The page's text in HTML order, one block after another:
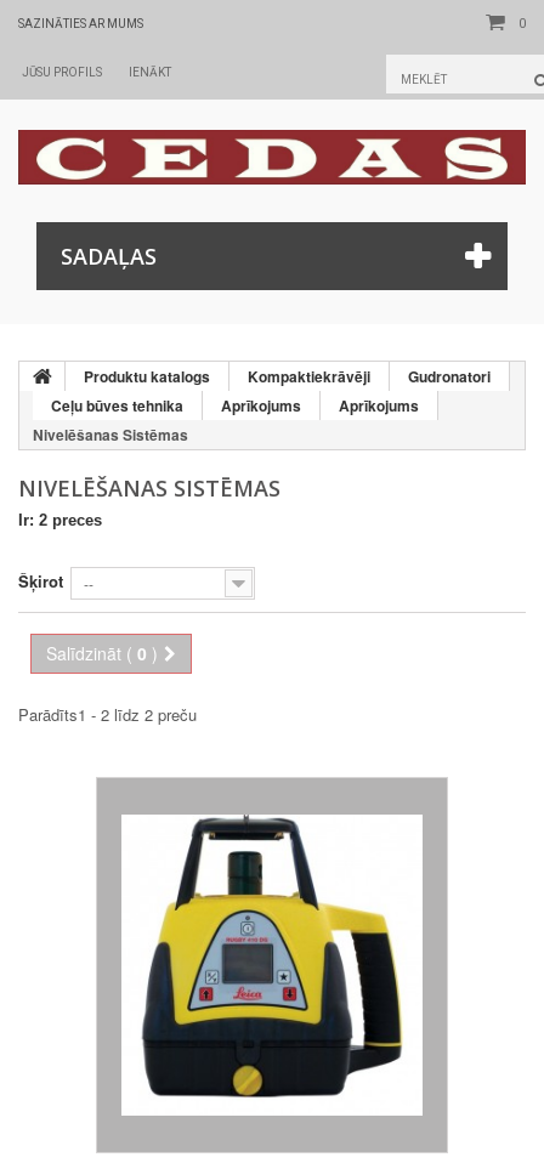
SAZINĀTIES AR MUMS 0
IENĀKT
JŪSU PROFILS
SADAĻAS
Produktu katalogs Kompaktiekrāvēji
Gudronatori
Ceļu būves tehnika
Aprīkojums
Aprīkojums
Nivelēšanas Sistēmas
NIVELĒŠANAS SISTĒMAS
Ir: 2 preces
Šķirot --
Salīdzināt ( 0 )
Parādīts1 - 2 līdz 2 preču